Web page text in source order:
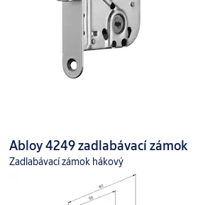
Abloy 4249 zadlabávací zámok
Zadlabávací zámok hákový